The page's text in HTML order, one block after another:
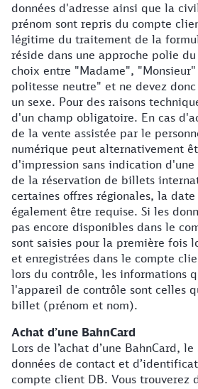
données d'adresse ainsi que la
prénom sont repris du compte
légitime du traitement de la
réside dans une approche polie
choix entre "Madame",
politesse neutre" et ne devez
un sexe. Pour des raisons
d'un champ obligatoire. En cas
de la vente assistée par le
numérique peut alternativement
d'impression sans indication d'une
de la réservation de billets
certaines offres régionales, la
également être requise. Si les
pas encore disponibles dans le
sont saisies pour la première fois
et enregistrées dans le compte
lors du contrôle, les informations
l'appareil de contrôle sont celles
billet (prénom et nom).
Achat d’une BahnCard
Lors de l’achat d’une BahnCard,
données de contact et
compte client DB. Vous trouverez